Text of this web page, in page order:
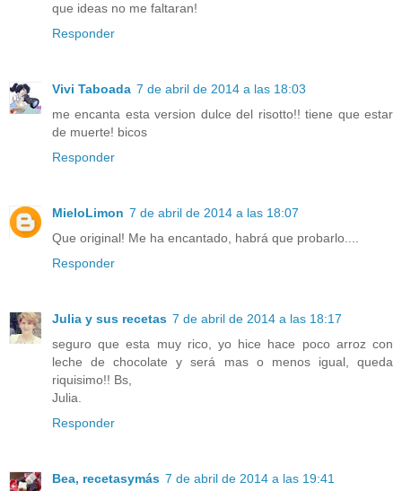
que ideas no me faltaran!
Responder
Vivi Taboada 7 de abril de 2014 a las 18:03
me encanta esta version dulce del risotto!! tiene que estar
de muerte! bicos
Responder
MieloLimon 7 de abril de 2014 a las 18:07
Que original! Me ha encantado, habrá que probarlo....
Responder
Julia y sus recetas 7 de abril de 2014 a las 18:17
seguro que esta muy rico, yo hice hace poco arroz con
leche de chocolate y será mas o menos igual, queda
riquisimo!! Bs,
Julia.
Responder
Bea, recetasymás 7 de abril de 2014 a las 19:41